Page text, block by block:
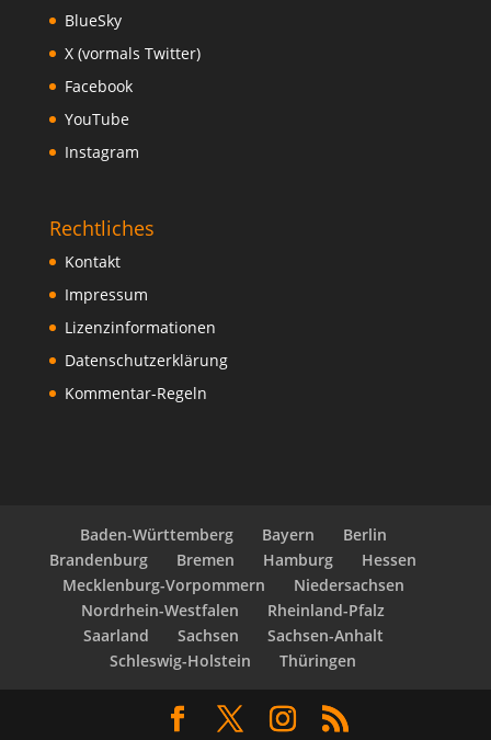
BlueSky
X (vormals Twitter)
Facebook
YouTube
Instagram
Rechtliches
Kontakt
Impressum
Lizenzinformationen
Datenschutzerklärung
Kommentar-Regeln
Baden-Württemberg Bayern
Berlin
Brandenburg
Bremen Hamburg
Hessen
Mecklenburg-Vorpommern
Niedersachsen
Nordrhein-Westfalen
Rheinland-Pfalz
Saarland
Sachsen
Sachsen-Anhalt
Schleswig-Holstein
Thüringen